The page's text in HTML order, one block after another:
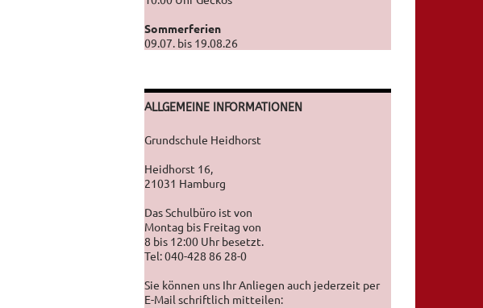
Sommerferien
09.07. bis 19.08.26
ALLGEMEINE INFORMATIONEN
Grundschule Heidhorst
Heidhorst 16,
21031 Hamburg
Das Schulbüro ist von
Montag bis Freitag von
8 bis 12:00 Uhr besetzt.
Tel: 040-428 86 28-0
Sie können uns Ihr Anliegen auch jederzeit per
E-Mail schriftlich mitteilen: